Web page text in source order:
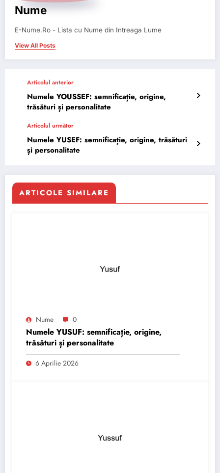
Nume
E-Nume.Ro - Lista cu Nume din Intreaga Lume
View All Posts
Articolul anterior
Numele YOUSSEF: semnificație, origine,
trăsături și personalitate
Articolul următor
Numele YUSEF: semnificație, origine, trăsături
și personalitate
ARTICOLE SIMILARE
Nume 0
Numele YUSUF: semnificație, origine,
trăsături și personalitate
6 Aprilie 2026